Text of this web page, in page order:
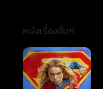
หนังเรื่องอื่นๆ